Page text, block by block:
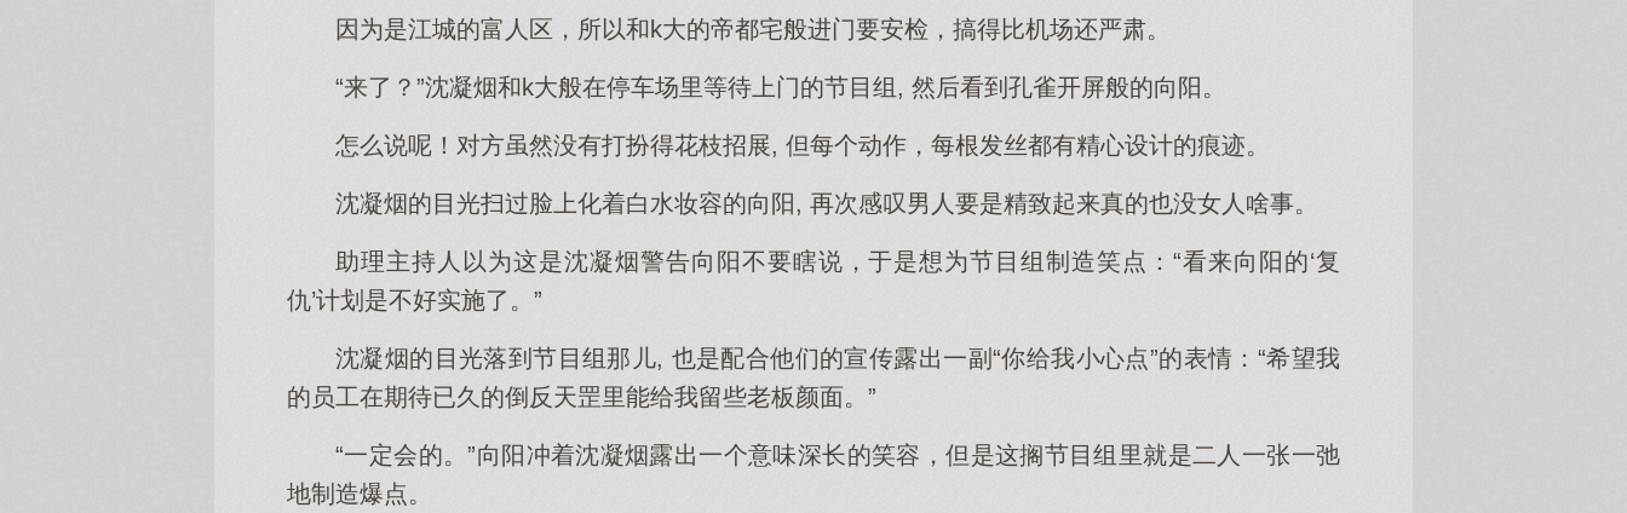
因为是江城的富人区，所以和k大的帝都宅般进门要安检，搞得比机场还严肃。
“来了？”沈凝烟和k大般在停车场里等待上门的节目组, 然后看到孔雀开屏般的向阳。
怎么说呢！对方虽然没有打扮得花枝招展, 但每个动作，每根发丝都有精心设计的痕迹。
沈凝烟的目光扫过脸上化着白水妆容的向阳, 再次感叹男人要是精致起来真的也没女人啥事。
助理主持人以为这是沈凝烟警告向阳不要瞎说，于是想为节目组制造笑点：“看来向阳的‘复
仇’计划是不好实施了。”
沈凝烟的目光落到节目组那儿, 也是配合他们的宣传露出一副“你给我小心点”的表情：“希望我
的员工在期待已久的倒反天罡里能给我留些老板颜面。”
“一定会的。”向阳冲着沈凝烟露出一个意味深长的笑容，但是这搁节目组里就是二人一张一弛
地制造爆点。